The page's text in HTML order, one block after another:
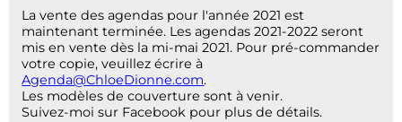
La vente des agendas pour l'année 2021 est
maintenant terminée. Les agendas 2021-2022 seront
mis en vente dès la mi-mai 2021. Pour pré-commander
votre copie, veuillez écrire à
Agenda@ChloeDionne.com.
Les modèles de couverture sont à venir.
Suivez-moi sur Facebook pour plus de détails.